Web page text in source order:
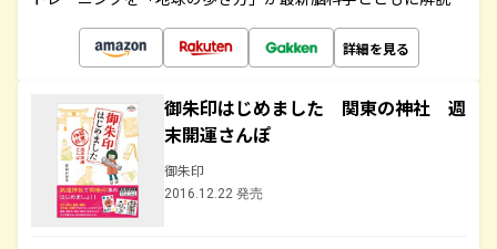
詳細を見る
御朱印はじめました 関東の神社 週
末開運さんぽ
御朱印
2016.12.22 発売